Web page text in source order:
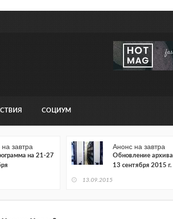
СОЦИУМ
завтра
на 21-27
Анонс на завтра
Обновление архива
13 сентября 2015 г.
13.09.2015